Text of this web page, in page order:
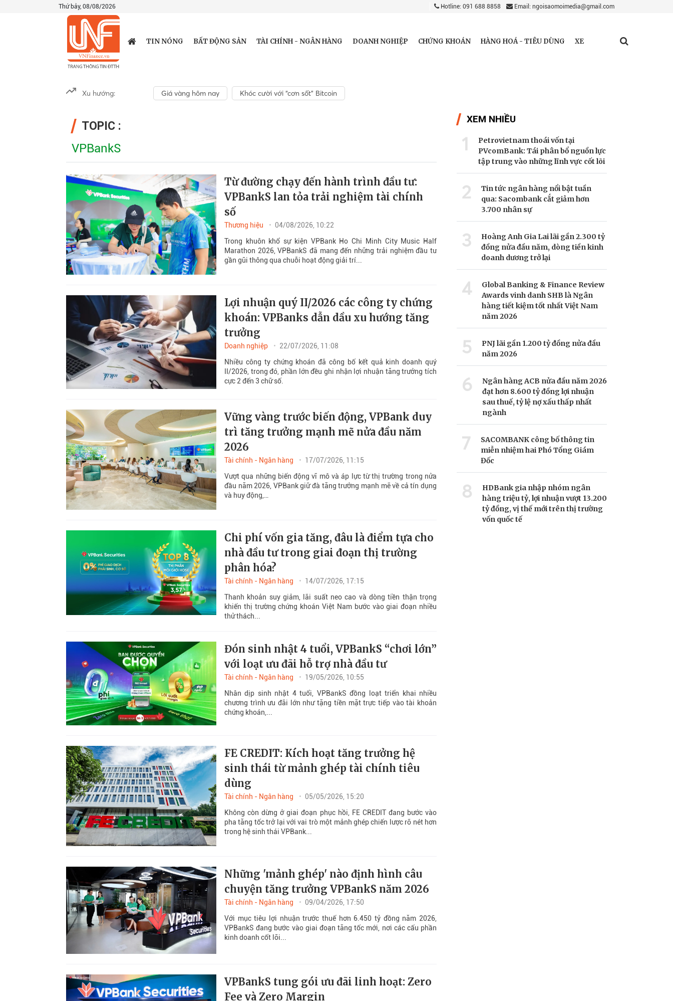
Thứ bảy, 08/08/2026 Hotline: 091 688 8858 Email: ngoisaomoimedia@gmail.com
TIN NÓNG BẤT ĐỘNG SẢN TÀI CHÍNH - NGÂN HÀNG DOANH NGHIỆP CHỨNG KHOÁN HÀNG HOÁ - TIÊU DÙNG XE
Xu hướng: Giá vàng hôm nay Khóc cười với “cơn sốt” Bitcoin
TOPIC :
VPBankS
Từ đường chạy đến hành trình đầu tư:
VPBankS lan tỏa trải nghiệm tài chính
số
Thương hiệu
04/08/2026, 10:22
Trong khuôn khổ sự kiện VPBank Ho Chi Minh City Music Half
Marathon 2026, VPBankS đã mang đến những trải nghiệm đầu tư
gần gũi thông qua chuỗi hoạt động giải trí...
Lợi nhuận quý II/2026 các công ty chứng
khoán: VPBanks dẫn dầu xu hướng tăng
trưởng
Doanh nghiệp
22/07/2026, 11:08
Nhiều công ty chứng khoán đã công bố kết quả kinh doanh quý
II/2026, trong đó, phần lớn đều ghi nhận lợi nhuận tăng trưởng tích
cực 2 đến 3 chữ số.
Vững vàng trước biến động, VPBank duy
trì tăng trưởng mạnh mẽ nửa đầu năm
2026
Tài chính - Ngân hàng
17/07/2026, 11:15
Vượt qua những biến động vĩ mô và áp lực từ thị trường trong nửa
đầu năm 2026, VPBank giữ đà tăng trưởng mạnh mẽ về cả tín dụng
và huy động,…
Chi phí vốn gia tăng, đâu là điểm tựa cho
nhà đầu tư trong giai đoạn thị trường
phân hóa?
Tài chính - Ngân hàng
14/07/2026, 17:15
Thanh khoản suy giảm, lãi suất neo cao và dòng tiền thận trọng
khiến thị trường chứng khoán Việt Nam bước vào giai đoạn nhiều
thử thách...
Đón sinh nhật 4 tuổi, VPBankS “chơi lớn”
với loạt ưu đãi hỗ trợ nhà đầu tư
Tài chính - Ngân hàng
19/05/2026, 10:55
Nhân dịp sinh nhật 4 tuổi, VPBankS đồng loạt triển khai nhiều
chương trình ưu đãi lớn như tặng tiền mặt trực tiếp vào tài khoản
chứng khoán,...
FE CREDIT: Kích hoạt tăng trưởng hệ
sinh thái từ mảnh ghép tài chính tiêu
dùng
Tài chính - Ngân hàng
05/05/2026, 15:20
Không còn dừng ở giai đoạn phục hồi, FE CREDIT đang bước vào
pha tăng tốc trở lại với vai trò một mảnh ghép chiến lược rõ nét hơn
trong hệ sinh thái VPBank...
Những 'mảnh ghép' nào định hình câu
chuyện tăng trưởng VPBankS năm 2026
Tài chính - Ngân hàng
09/04/2026, 17:50
Với mục tiêu lợi nhuận trước thuế hơn 6.450 tỷ đồng năm 2026,
VPBankS đang bước vào giai đoạn tăng tốc mới, nơi các cấu phần
kinh doanh cốt lõi...
VPBankS tung gói ưu đãi linh hoạt: Zero
Fee và Zero Margin
XEM NHIỀU
1
Petrovietnam thoái vốn tại
PVcomBank: Tái phân bổ nguồn lực
tập trung vào những lĩnh vực cốt lõi
2
Tin tức ngân hàng nổi bật tuần
qua: Sacombank cắt giảm hơn
3.700 nhân sự
3
Hoàng Anh Gia Lai lãi gần 2.300 tỷ
đồng nửa đầu năm, dòng tiền kinh
doanh dương trở lại
4
Global Banking & Finance Review
Awards vinh danh SHB là Ngân
hàng tiết kiệm tốt nhất Việt Nam
năm 2026
5
PNJ lãi gần 1.200 tỷ đồng nửa đầu
năm 2026
6
Ngân hàng ACB nửa đầu năm 2026
đạt hơn 8.600 tỷ đồng lợi nhuận
sau thuế, tỷ lệ nợ xấu thấp nhất
ngành
7
SACOMBANK công bố thông tin
miễn nhiệm hai Phó Tổng Giám
Đốc
8
HDBank gia nhập nhóm ngân
hàng triệu tỷ, lợi nhuận vượt 13.200
tỷ đồng, vị thế mới trên thị trường
vốn quốc tế